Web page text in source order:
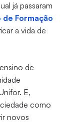
já passaram
Formação
a vida de
de
E,
como
novos